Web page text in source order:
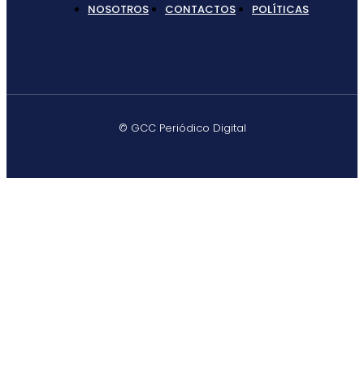
NOSOTROS CONTACTOS POLÍTICAS
© GCC Periódico Digital